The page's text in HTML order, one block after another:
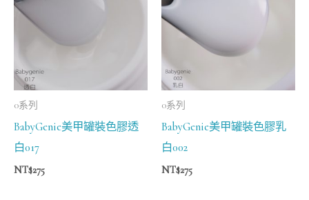
0系列
BabyGenie美甲罐裝色膠透
白017
NT$275
0系列
BabyGenie美甲罐裝色膠乳
白002
NT$275